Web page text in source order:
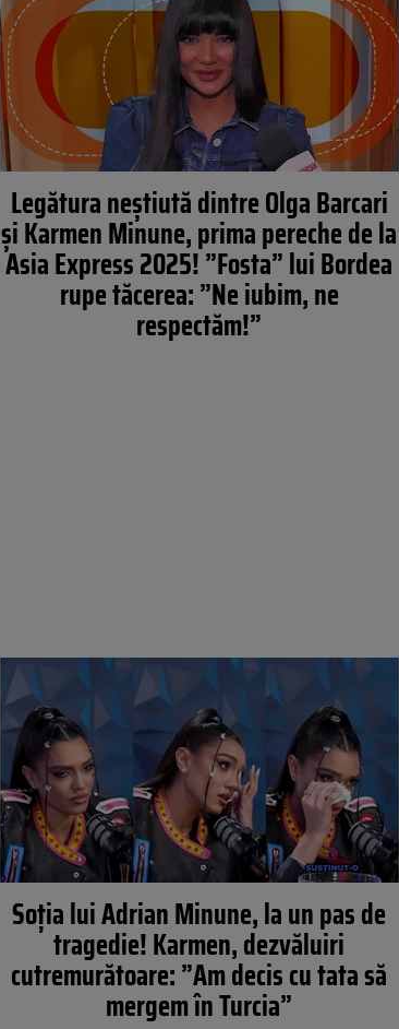
Legătura neștiută dintre Olga Barcari
și Karmen Minune, prima pereche de la
Asia Express 2025! ”Fosta” lui Bordea
rupe tăcerea: ”Ne iubim, ne
respectăm!”
Soția lui Adrian Minune, la un pas de
tragedie! Karmen, dezvăluiri
cutremurătoare: ”Am decis cu tata să
mergem în Turcia”